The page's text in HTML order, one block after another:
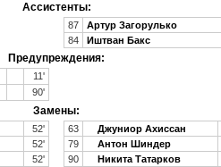
Ассистенты:
87 Артур Загорулько
84
Иштван Бакс
Предупреждения:
11'
90'
Замены:
52'
52'
52'
63 Джуниор Ахиссан
79
Антон Шиндер
90
Никита Татарков